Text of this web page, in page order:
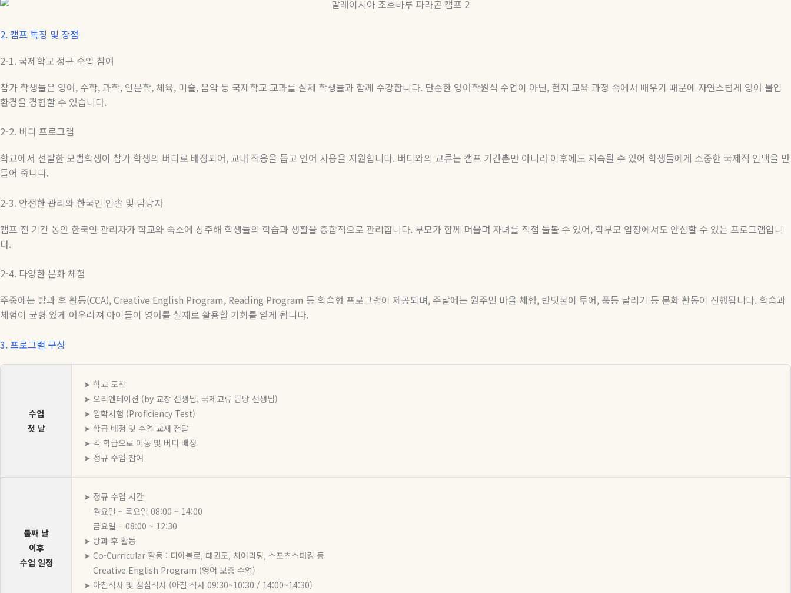
2. 캠프 특징 및 장점
2-1. 국제학교 정규 수업 참여
참가 학생들은 영어, 수학,과학, 인문학, 체육, 미술, 음악 등 국제학교 교과를 실제 학생들과 함께 수강합니다. 단순한 영어학원식 수업이 아닌, 현지 교육 과정 속에서 배우기 때문에 자연스럽게 영어 몰입
환경을 경험할 수 있습니다.
2-2. 버디 프로그램
학교에서 선발한 모범학생이 참가 학생의 버디로 배정되어,교내 적응을 돕고 언어 사용을 지원합니다. 버디와의 교류는 캠프 기간뿐만 아니라 이후에도 지속될 수 있어 학생들에게 소중한 국제적 인맥을 만
들어 줍니다.
2-3. 안전한 관리와 한국인 인솔 및 담당자
캠프 전 기간 동안 한국인 관리자가 학교와 숙소에 상주해 학생들의 학습과 생활을 종합적으로 관리합니다. 부모가 함께 머물며 자녀를 직접 돌볼 수 있어, 학부모 입장에서도 안심할 수 있는 프로그램입니
다.
2-4. 다양한 문화 체험
주중에는 방과 후 활동(CCA), Creative English Program, Reading Program 등 학습형 프로그램이 제공되며, 주말에는 원주민 마을 체험, 반딧불이 투어, 풍등 날리기 등 문화 활동이 진행됩니다. 학습과
체험이 균형 있게 어우러져 아이들이 영어를 실제로 활용할 기회를 얻게 됩니다.
3.프로그램 구성
수업
첫 날
➤ 학교 도착
➤ 오리엔테이션 (by 교장 선생님, 국제교류 담당 선생님)
➤ 입학시험 (Proficiency Test)
➤ 학급 배정 및 수업 교재 전달
➤ 각 학급으로 이동 및 버디 배정
➤ 정규 수업 참여
둘째 날
이후
수업 일정
➤ 정규 수업 시간
월요일 ~ 목요일 08:00 ~ 14:00
금요일 – 08:00 ~ 12:30
➤ 방과 후 활동
➤ Co-Curricular 활동 : 디아블로, 태권도, 치어리딩, 스포츠스태킹 등
Creative English Program (영어 보충 수업)
➤ 아침식사 및 점심식사 (아침 식사 09:30~10:30 / 14:00~14:30)